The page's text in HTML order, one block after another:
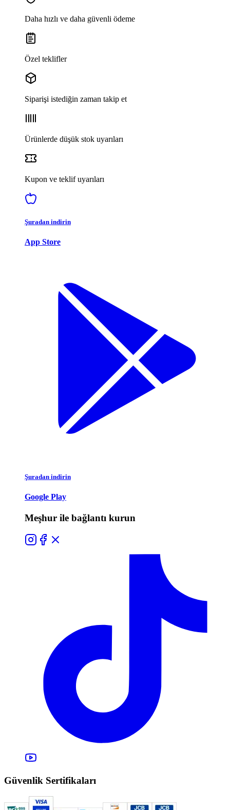
Daha hızlı ve daha güvenli ödeme
Özel teklifler
Siparişi istediğin zaman takip et
Ürünlerde düşük stok uyarıları
Kupon ve teklif uyarıları
Şuradan indirin
App Store
Şuradan indirin
Google Play
Meşhur ile bağlantı kurun
Güvenlik Sertifikaları